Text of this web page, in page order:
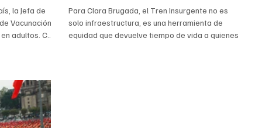
la Jefa de
Vacunación
adultos. Con
Para Clara Brugada, el Tren Insurgente no es
solo infraestructura, es una herramienta de
equidad que devuelve tiempo de vida a quienes